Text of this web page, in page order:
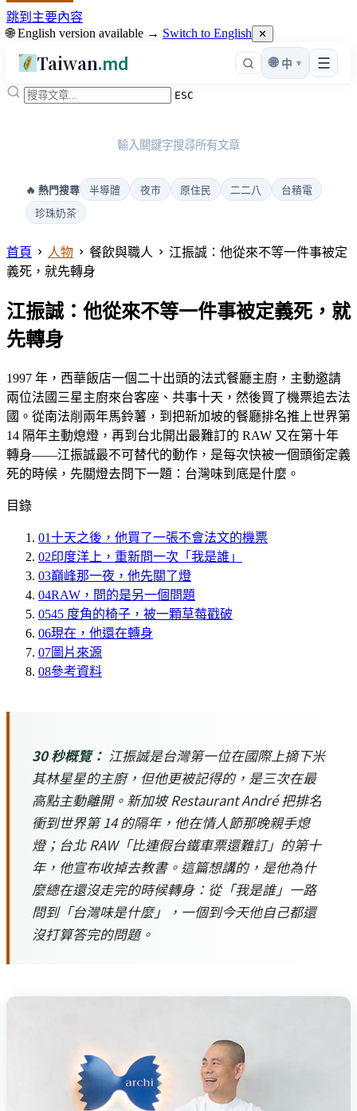
跳到主要內容
🌐 English version available → Switch to English ✕
Taiwan.md ☰
🌐 中 ▾
ESC
輸入關鍵字搜尋所有文章
🔥 熱門搜尋 半導體 夜市 原住民 二二八
台積電
珍珠奶茶
首頁 人物 餐飲與職人
江振誠：他從來不等一件事被定
義死，就先轉身
江振誠：他從來不等一件事被定義死，就
先轉身
1997 年，西華飯店一個二十出頭的法式餐廳主廚，主動邀請
兩位法國三星主廚來台客座、共事十天，然後買了機票追去法
國。從南法削兩年馬鈴薯，到把新加坡的餐廳排名推上世界第
14 隔年主動熄燈，再到台北開出最難訂的 RAW 又在第十年
轉身——江振誠最不可替代的動作，是每次快被一個頭銜定義
死的時候，先關燈去問下一題：台灣味到底是什麼。
目錄
01十天之後，他買了一張不會法文的機票
02印度洋上，重新問一次「我是誰」
03巔峰那一夜，他先關了燈
04RAW，問的是另一個問題
0545 度角的椅子，被一顆草莓戳破
06現在，他還在轉身
07圖片來源
08參考資料
30 秒概覽： 江振誠是台灣第一位在國際上摘下米
其林星星的主廚，但他更被記得的，是三次在最
高點主動離開。新加坡 Restaurant André 把排名
衝到世界第 14 的隔年，他在情人節那晚親手熄
燈；台北 RAW「比連假台鐵車票還難訂」的第十
年，他宣布收掉去教書。這篇想講的，是他為什
麼總在還沒走完的時候轉身：從「我是誰」一路
問到「台灣味是什麼」，一個到今天他自己都還
沒打算答完的問題。